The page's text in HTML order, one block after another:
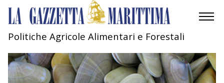
MOBILITÀ
Politiche Agricole Alimentari e Forestali